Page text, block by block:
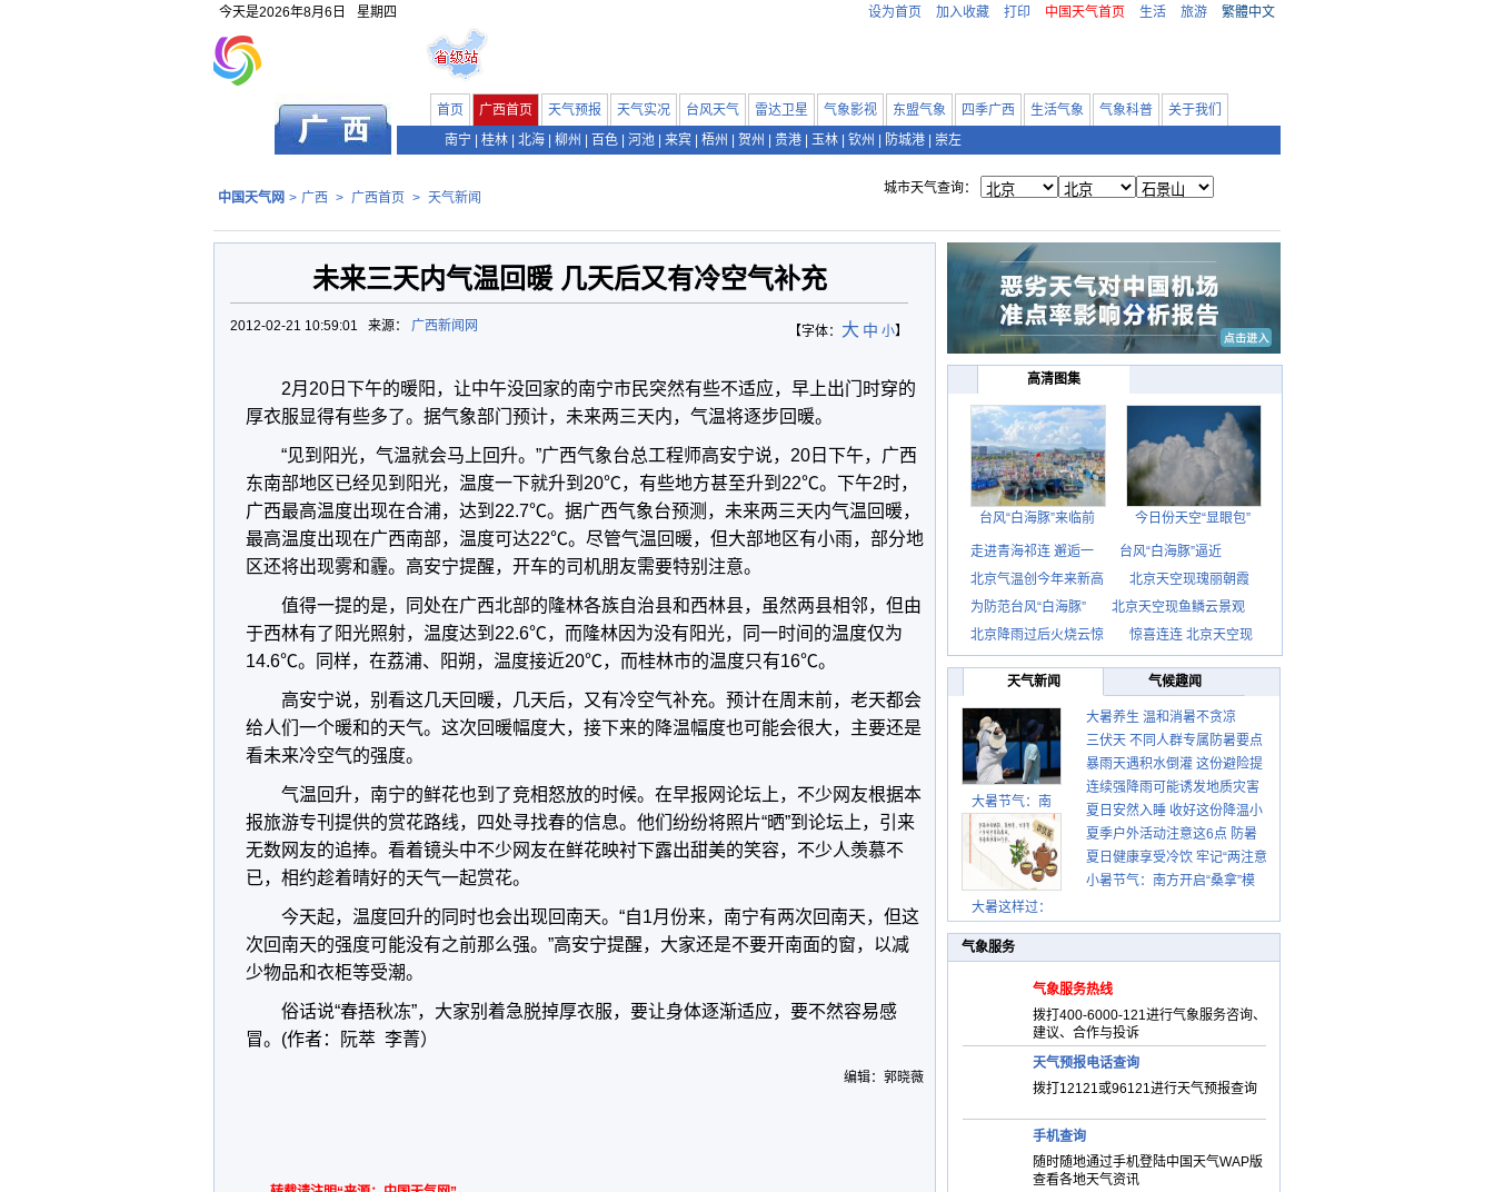
今天是2026年8月6日 星期四 设为首页 加入收藏 打印 中国天气首页 生活 旅游 繁體中文
首页 广西首页 天气预报 天气实况 台风天气 雷达卫星 气象影视 东盟气象 四季广西 生活气象 气象科普
关于我们
南宁
桂林 北海 柳州 百色 河池 来宾 梧州 贺州 贵港 玉林 钦州 防城港 崇左
中国天气网 > 广西 > 广西首页 > 天气新闻
城市天气查询：
未来三天内气温回暖 几天后又有冷空气补充
【字体： 大 中 小】
2012-02-21 10:59:01 来源： 广西新闻网
2月20日下午的暖阳，让中午没回家的南宁市民突然有些不适应，早上出门时穿的
厚衣服显得有些多了。据气象部门预计，未来两三天内，气温将逐步回暖。
“见到阳光，气温就会马上回升。”广西气象台总工程师高安宁说，20日下午，广西
东南部地区已经见到阳光，温度一下就升到20℃，有些地方甚至升到22℃。下午2时，
广西最高温度出现在合浦，达到22.7℃。据广西气象台预测，未来两三天内气温回暖，
最高温度出现在广西南部，温度可达22℃。尽管气温回暖，但大部地区有小雨，部分地
区还将出现雾和霾。高安宁提醒，开车的司机朋友需要特别注意。
值得一提的是，同处在广西北部的隆林各族自治县和西林县，虽然两县相邻，但由
于西林有了阳光照射，温度达到22.6℃，而隆林因为没有阳光，同一时间的温度仅为
14.6℃。同样，在荔浦、阳朔，温度接近20℃，而桂林市的温度只有16℃。
高安宁说，别看这几天回暖，几天后，又有冷空气补充。预计在周末前，老天都会
给人们一个暖和的天气。这次回暖幅度大，接下来的降温幅度也可能会很大，主要还是
看未来冷空气的强度。
气温回升，南宁的鲜花也到了竞相怒放的时候。在早报网论坛上，不少网友根据本
报旅游专刊提供的赏花路线，四处寻找春的信息。他们纷纷将照片“晒”到论坛上，引来
无数网友的追捧。看着镜头中不少网友在鲜花映衬下露出甜美的笑容，不少人羡慕不
已，相约趁着晴好的天气一起赏花。
今天起，温度回升的同时也会出现回南天。“自1月份来，南宁有两次回南天，但这
次回南天的强度可能没有之前那么强。”高安宁提醒，大家还是不要开南面的窗，以减
少物品和衣柜等受潮。
俗话说“春捂秋冻”，大家别着急脱掉厚衣服，要让身体逐渐适应，要不然容易感
冒。(作者：阮萃 李菁）
编辑：郭晓薇
高清图集
台风“白海豚”来临前 今日份天空“显眼包”
走进青海祁连 邂逅一
台风“白海豚”逼近
北京气温创今年来新高
北京天空现瑰丽朝霞
为防范台风“白海豚”
北京天空现鱼鳞云景观
北京降雨过后火烧云惊
惊喜连连 北京天空现
天气新闻 气候趣闻
大暑节气：南
大暑这样过：
大暑养生 温和消暑不贪凉
三伏天 不同人群专属防暑要点
请收好
暴雨天遇积水倒灌 这份避险提
示请收好
连续强降雨可能诱发地质灾害
这些前兆要知道
夏日安然入睡 收好这份降温小
贴士
夏季户外活动注意这6点 防暑
健身两不误
夏日健康享受冷饮 牢记“两注意
一控制”
小暑节气：南方开启“桑拿”模
气象服务
气象服务热线
拨打400-6000-121进行气象服务咨询、
建议、合作与投诉
天气预报电话查询
拨打12121或96121进行天气预报查询
手机查询
随时随地通过手机登陆中国天气WAP版
查看各地天气资讯